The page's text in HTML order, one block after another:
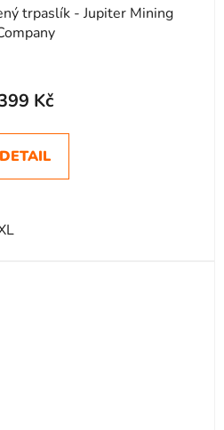
trpaslík - Jupiter Mining
hodnocení
je
5,0
Kč
DETAIL